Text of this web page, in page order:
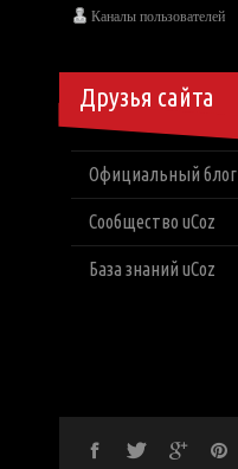
Каналы пользователей
Друзья сайта
Официальный блог
Сообщество uCoz
База знаний uCoz